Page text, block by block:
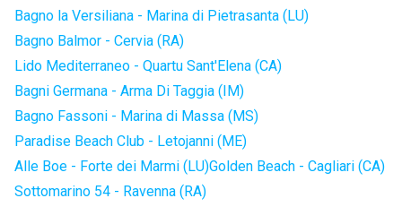
Bagno la Versiliana - Marina di Pietrasanta (LU)
Bagno Balmor - Cervia (RA)
Lido Mediterraneo - Quartu Sant'Elena (CA)
Bagni Germana - Arma Di Taggia (IM)
Bagno Fassoni - Marina di Massa (MS)
Paradise Beach Club - Letojanni (ME)
Alle Boe - Forte dei Marmi (LU)Golden Beach - Cagliari (CA)
Sottomarino 54 - Ravenna (RA)